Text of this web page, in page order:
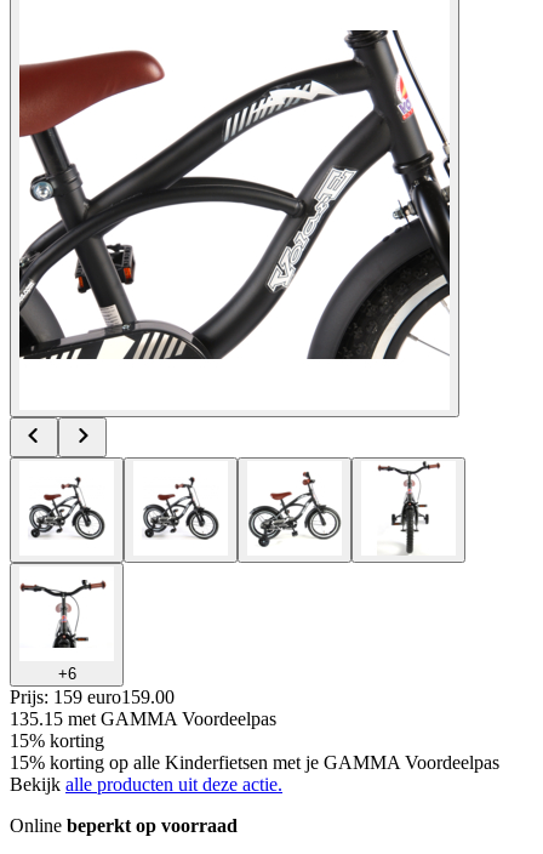
+6
Prijs: 159 euro159.00
135.15 met GAMMA Voordeelpas
15% korting
15% korting op alle Kinderfietsen met je GAMMA Voordeelpas
Bekijk alle producten uit deze actie.
Online beperkt op voorraad